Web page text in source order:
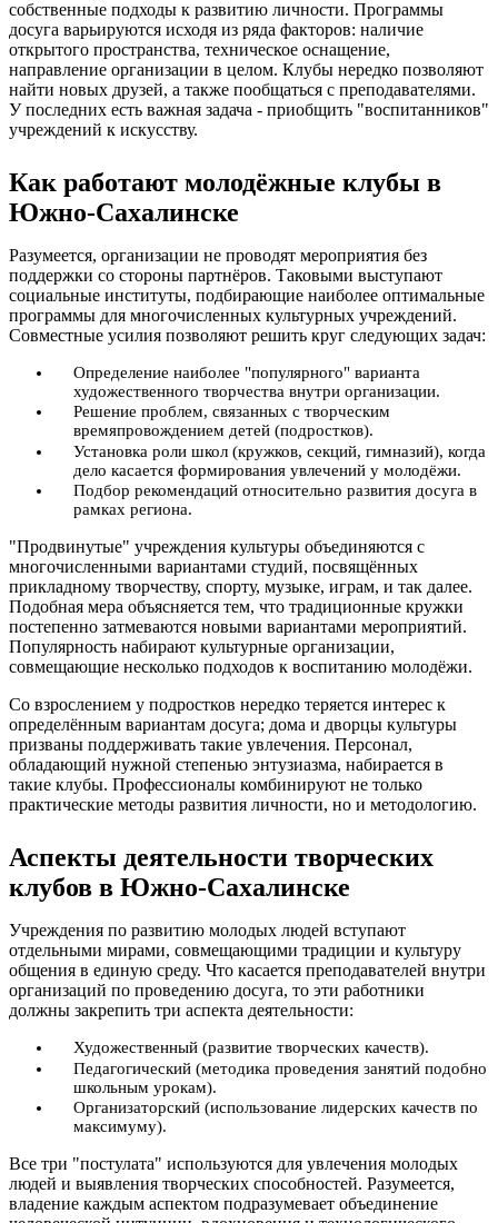
собственные подходы к развитию личности. Программы
досуга варьируются исходя из ряда факторов: наличие
открытого пространства, техническое оснащение,
направление организации в целом. Клубы нередко позволяют
найти новых друзей, а также пообщаться с преподавателями.
У последних есть важная задача - приобщить "воспитанников"
учреждений к искусству.
Как работают молодёжные клубы в
Южно-Сахалинске
Разумеется, организации не проводят мероприятия без
поддержки со стороны партнёров. Таковыми выступают
социальные институты, подбирающие наиболее оптимальные
программы для многочисленных культурных учреждений.
Совместные усилия позволяют решить круг следующих задач:
Определение наиболее "популярного" варианта
художественного творчества внутри организации.
Решение проблем, связанных с творческим
времяпровождением детей (подростков).
Установка роли школ (кружков, секций, гимназий), когда
дело касается формирования увлечений у молодёжи.
Подбор рекомендаций относительно развития досуга в
рамках региона.
"Продвинутые" учреждения культуры объединяются с
многочисленными вариантами студий, посвящённых
прикладному творчеству, спорту, музыке, играм, и так далее.
Подобная мера объясняется тем, что традиционные кружки
постепенно затмеваются новыми вариантами мероприятий.
Популярность набирают культурные организации,
совмещающие несколько подходов к воспитанию молодёжи.
Со взрослением у подростков нередко теряется интерес к
определённым вариантам досуга; дома и дворцы культуры
призваны поддерживать такие увлечения. Персонал,
обладающий нужной степенью энтузиазма, набирается в
такие клубы. Профессионалы комбинируют не только
практические методы развития личности, но и методологию.
Аспекты деятельности творческих
клубов в Южно-Сахалинске
Учреждения по развитию молодых людей вступают
отдельными мирами, совмещающими традиции и культуру
общения в единую среду. Что касается преподавателей внутри
организаций по проведению досуга, то эти работники
должны закрепить три аспекта деятельности:
Художественный (развитие творческих качеств).
Педагогический (методика проведения занятий подобно
школьным урокам).
Организаторский (использование лидерских качеств по
максимуму).
Все три "постулата" используются для увлечения молодых
людей и выявления творческих способностей. Разумеется,
владение каждым аспектом подразумевает объединение